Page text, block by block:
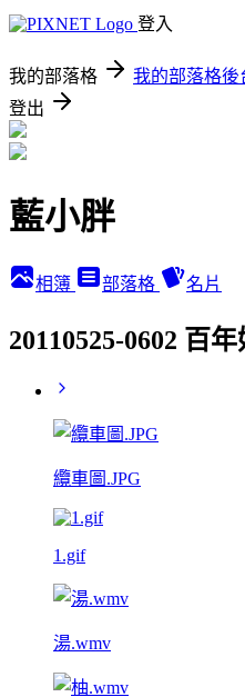
登入
我的部落格 我的部落格後
登出
藍小胖
相簿 部落格 名片
20110525-0602 百
纜車圖.JPG
1.gif
湯.wmv